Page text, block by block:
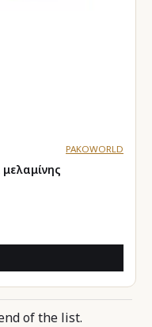
PAKOWORLD
of the list.